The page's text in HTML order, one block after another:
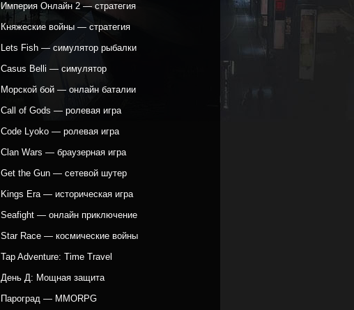
Империя Онлайн 2 — стратегия
Княжеские войны — стратегия
Lets Fish — симулятор рыбалки
Casus Belli — симулятор
Морской бой — онлайн баталии
Call of Gods — ролевая игра
Code Lyoko — ролевая игра
Clan Wars — браузерная игра
Get the Gun — сетевой шутер
Kings Era — историческая игра
Seafight — онлайн приключение
Star Race — космические войны
Tap Adventure: Time Travel
День Д: Мощная защита
Пароград — MMORPG